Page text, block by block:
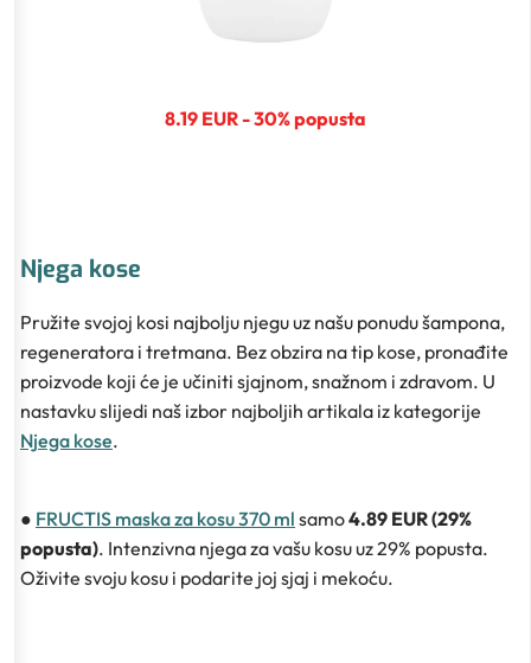
8.19 EUR - 30% popusta
Njega kose
Pružite svojoj kosi najbolju njegu uz našu ponudu šampona,
regeneratora i tretmana. Bez obzira na tip kose, pronađite
proizvode koji će je učiniti sjajnom, snažnom i zdravom. U
nastavku slijedi naš izbor najboljih artikala iz kategorije
Njega kose.
● FRUCTIS maska za kosu 370 ml samo4.89 EUR (29%
popusta). Intenzivna njega za vašu kosu uz 29% popusta.
Oživite svoju kosu i podarite joj sjaj i mekoću.